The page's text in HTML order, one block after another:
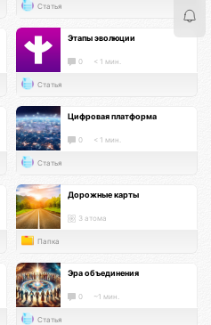
Статья
Этапы эволюции
0 < 1 мин.
Статья
Цифровая платформа
0 < 1 мин.
Статья
Дорожные карты
3 атома
Папка
Эра объединения
0 ~1 мин.
Статья